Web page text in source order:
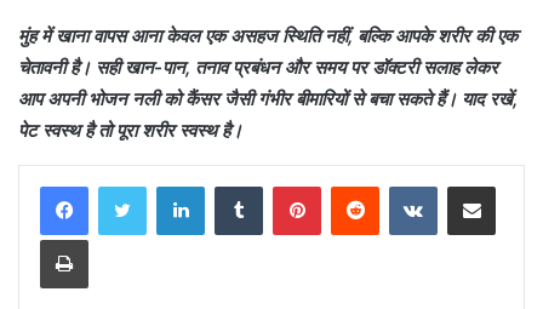
मुंह में खाना वापस आना केवल एक असहज स्थिति नहीं, बल्कि आपके शरीर की एक
चेतावनी है। सही खान-पान, तनाव प्रबंधन और समय पर डॉक्टरी सलाह लेकर
आप अपनी भोजन नली को कैंसर जैसी गंभीर बीमारियों से बचा सकते हैं। याद रखें,
पेट स्वस्थ है तो पूरा शरीर स्वस्थ है।
LinkedInTumblr PinterestReddit VKontakteShare via Email
Print